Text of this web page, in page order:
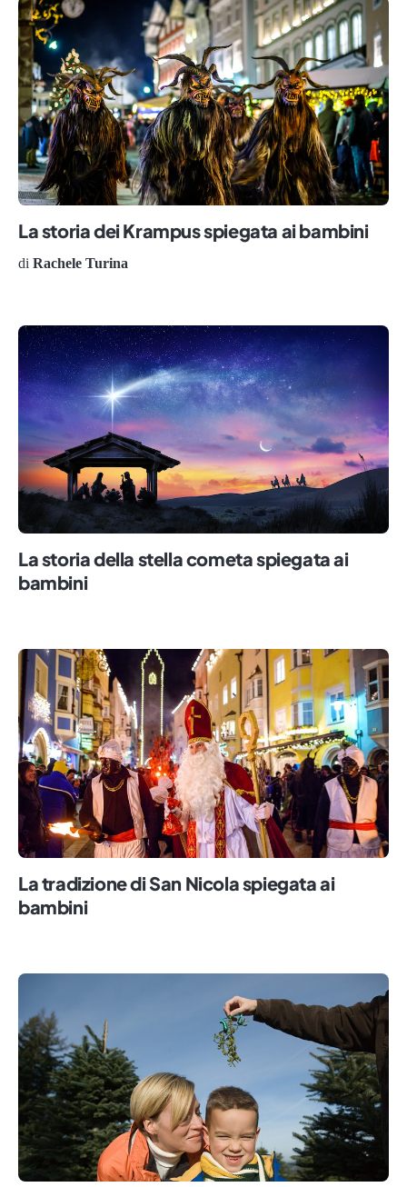
La storia dei Krampus spiegata ai bambini
di Rachele Turina
La storia della stella cometa spiegata ai
bambini
La tradizione di San Nicola spiegata ai
bambini